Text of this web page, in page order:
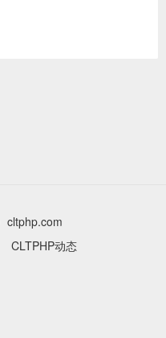
cltphp.com
CLTPHP动态